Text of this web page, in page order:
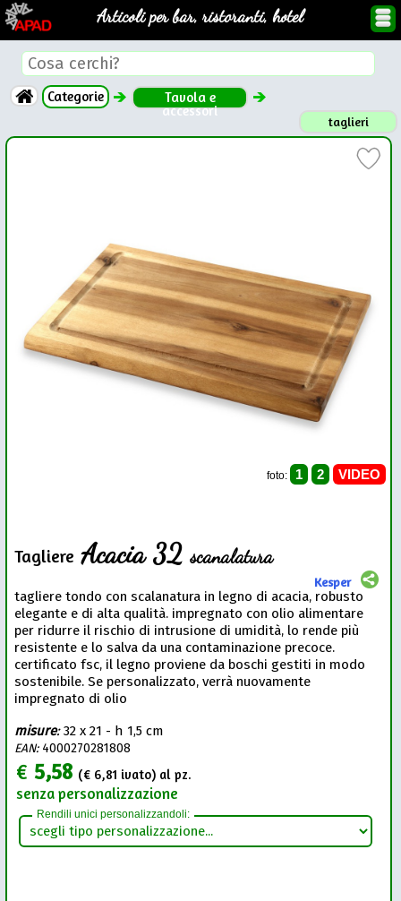
Articoli per bar, ristoranti, hotel
Categorie Tavola e
accessori
taglieri
foto: 1 2 VIDEO
Tagliere Acacia 32scanalatura
Kesper
tagliere tondo con scalanatura in legno di acacia, robusto
elegante e di alta qualità. impregnato con olio alimentare
per ridurre il rischio di intrusione di umidità, lo rende più
resistente e lo salva da una contaminazione precoce.
certificato fsc, il legno proviene da boschi gestiti in modo
sostenibile. Se personalizzato, verrà nuovamente
impregnato di olio
misure:32 x 21 - h 1,5 cm
EAN:4000270281808
€ 5,58 (€ 6,81 ivato) al pz.
senza personalizzazione
Rendili unici personalizzandoli: